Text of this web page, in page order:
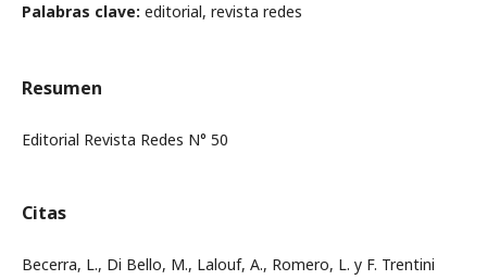
Palabras clave: editorial, revista redes
Resumen
Editorial Revista Redes N° 50
Citas
Becerra, L., Di Bello, M., Lalouf, A., Romero, L. y F. Trentini